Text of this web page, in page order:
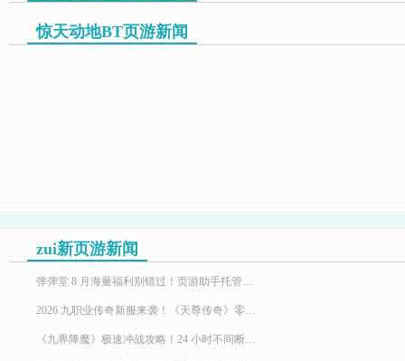
惊天动地BT页游新闻
zui新页游新闻
弹弹堂 8 月海量福利别错过！页游助手托管挂机，限定时装轻松到手
2026 九职业传奇新服来袭！《天尊传奇》零氪高效发育，快速玩转霸服
《九界降魔》极速冲战攻略！24 小时不间断堆战力霸服